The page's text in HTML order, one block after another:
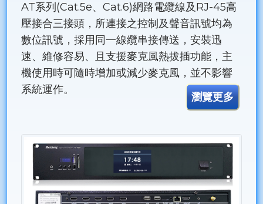
AT系列(Cat.5e、Cat.6)網路電纜線及RJ-45高
壓接合三接頭，所連接之控制及聲音訊號均為
數位訊號，採用同一線纜串接傳送，安裝迅
速、維修容易、且支援麥克風熱拔插功能，主
機使用時可隨時增加或減少麥克風，並不影響
系統運作。
瀏覽更多